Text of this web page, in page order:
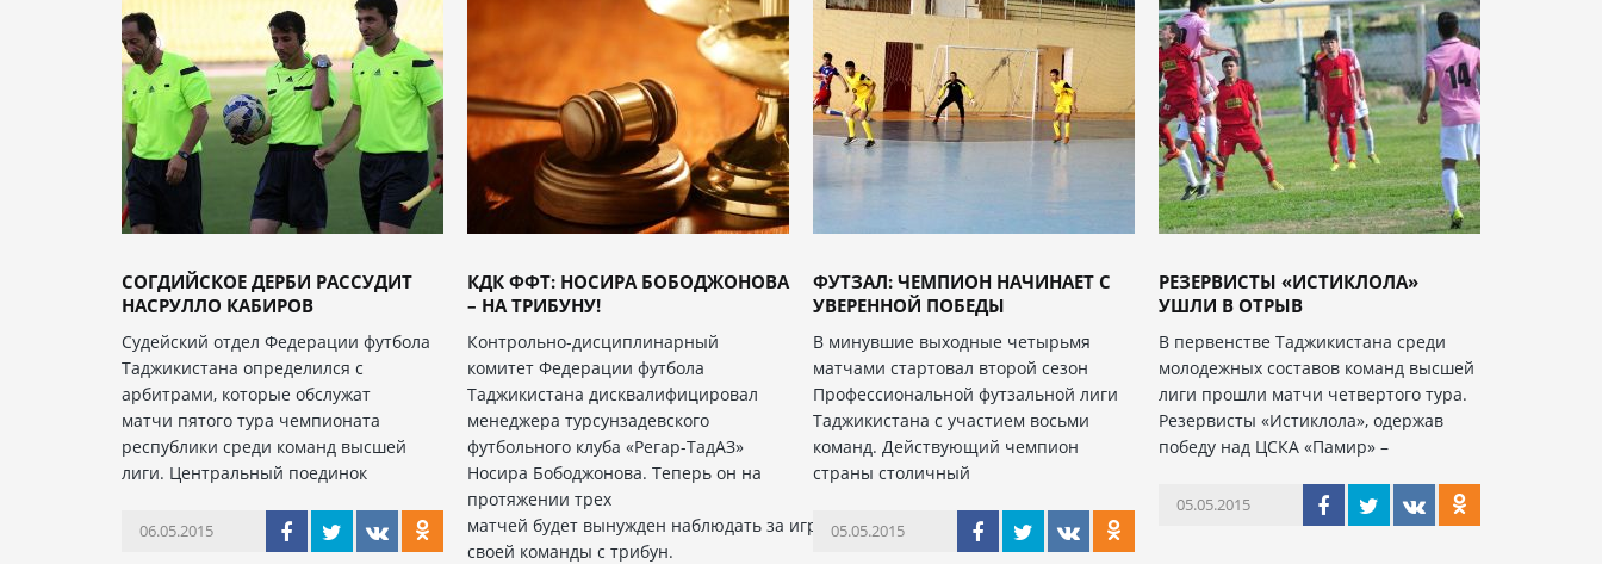
СОГДИЙСКОЕ ДЕРБИ РАССУДИТ
НАСРУЛЛО КАБИРОВ
Судейский отдел Федерации футбола
Таджикистана определился с
арбитрами, которые обслужат
матчи пятого тура чемпионата
республики среди команд высшей
лиги. Центральный поединок
06.05.2015
КДК ФФТ: НОСИРА БОБОДЖОНОВА
– НА ТРИБУНУ!
Контрольно-дисциплинарный
комитет Федерации футбола
Таджикистана дисквалифицировал
менеджера турсунзадевского
футбольного клуба «Регар-ТадАЗ»
Носира Бободжонова. Теперь он на
протяжении трех
матчей будет вынужден наблюдать за игрой
своей команды с трибун.
ФУТЗАЛ: ЧЕМПИОН НАЧИНАЕТ С
УВЕРЕННОЙ ПОБЕДЫ
В минувшие выходные четырьмя
матчами стартовал второй сезон
Профессиональной футзальной лиги
Таджикистана с участием восьми
команд. Действующий чемпион
страны столичный
05.05.2015
РЕЗЕРВИСТЫ «ИСТИКЛОЛА»
УШЛИ В ОТРЫВ
В первенстве Таджикистана среди
молодежных составов команд высшей
лиги прошли матчи четвертого тура.
Резервисты «Истиклола», одержав
победу над ЦСКА «Памир» –
05.05.2015